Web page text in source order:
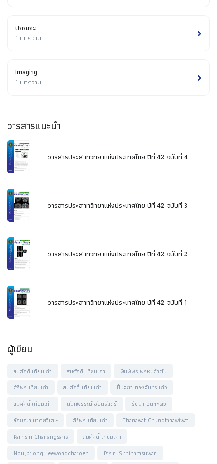
ปกิณกะ
1 บทความ
Imaging
1 บทความ
วารสารแนะนำ
วารสารประสาทวิทยาแห่งประเทศไทย ปีที่ 42 ฉบับที่ 4
วารสารประสาทวิทยาแห่งประเทศไทย ปีที่ 42 ฉบับที่ 3
วารสารประสาทวิทยาแห่งประเทศไทย ปีที่ 42 ฉบับที่ 2
วารสารประสาทวิทยาแห่งประเทศไทย ปีที่ 42 ฉบับที่ 1
ผู้เขียน
สมศักดิ์ เทียมเก่า สมศักดิ์ เทียมเก่า
พิมพ์พร พรหมคำตัน
ศิริพร เทียมเก่า
สมศักดิ์ เทียมเก่า
ปิ่นจุฑา ทองจันทร์แก้ว
สมศักดิ์ เทียมเก่า
นันทพรรณ์ ชัยนิรันดร์
รัตนา อินทะผิว
ลักขณา มาตย์วิเศษ
ศิริพร เทียมเก่า
Thanawat Chungtanawiwat
Parnsiri Chairangsaris
สมศักดิ์ เทียมเก่า
Noulpajong Leewongcharoen
Pasiri Sithinamsuwan